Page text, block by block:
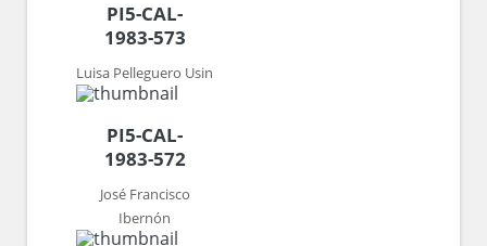
PI5-CAL-
1983-573
Luisa Pelleguero Usin
PI5-CAL-
1983-572
José Francisco
Ibernón